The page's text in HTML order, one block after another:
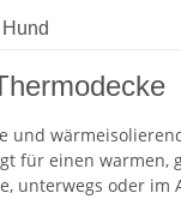
und
für einen warmen,
unterwegs oder im